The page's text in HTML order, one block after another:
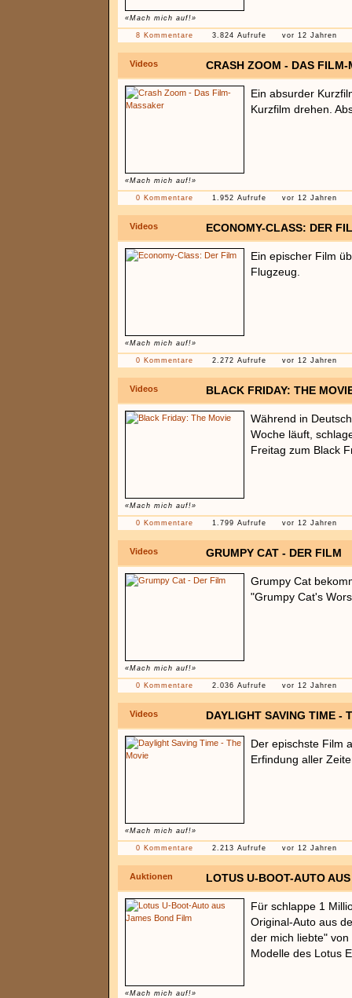
«Mach mich auf!»
8 Kommentare 3.824 Aufrufe vor 12 Jahren
Videos CRASH ZOOM - DAS FILM-
«Mach mich auf!»
Ein absurder
Kurzfilm drehen.
0 Kommentare 1.952 Aufrufe vor 12 Jahren
Videos ECONOMY-CLASS: DER
«Mach mich auf!»
Ein epischer Film
Flugzeug.
0 Kommentare 2.272 Aufrufe vor 12 Jahren
Videos BLACK FRIDAY: THE
«Mach mich auf!»
Während in
Woche läuft,
Freitag zum Black
0 Kommentare 1.799 Aufrufe vor 12 Jahren
Videos GRUMPY CAT - DER FILM
«Mach mich auf!»
Grumpy Cat
"Grumpy Cat's
0 Kommentare 2.036 Aufrufe vor 12 Jahren
Videos DAYLIGHT SAVING TIME -
«Mach mich auf!»
Der epischste Film
Erfindung aller
0 Kommentare 2.213 Aufrufe vor 12 Jahren
Auktionen LOTUS U-BOOT-AUTO
«Mach mich auf!»
Für schlappe 1
Original-Auto aus
der mich liebte"
Modelle des Lotus